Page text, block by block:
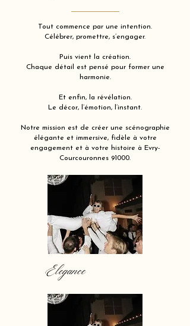
Tout commence par une intention.
Célébrer, promettre, s’engager.
Puis vient la création.
Chaque détail est pensé pour former une
harmonie.
Et enfin, la révélation.
Le décor, l’émotion, l’instant.
Notre mission est de créer une scénographie
élégante et immersive, fidèle à votre
engagement et à votre histoire à Evry-
Courcouronnes 91000.
Elegance